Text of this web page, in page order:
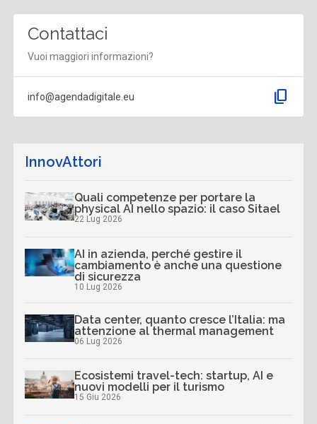
Contattaci
Vuoi maggiori informazioni?
info@agendadigitale.eu content_copy
InnovAttori
Quali competenze per portare la
physical AI nello spazio: il caso Sitael
22 Lug 2026
AI in azienda, perché gestire il
cambiamento è anche una questione
di sicurezza
10 Lug 2026
Data center, quanto cresce l’Italia: ma
attenzione al thermal management
06 Lug 2026
Ecosistemi travel-tech: startup, AI e
nuovi modelli per il turismo
15 Giu 2026